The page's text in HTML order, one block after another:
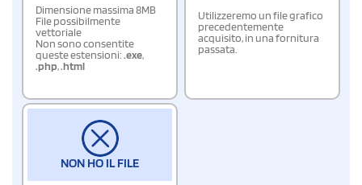
Dimensione massima 8MB
File possibilmente
vettoriale
Non sono consentite
queste estensioni:.exe,
.php,.html
Utilizzeremo un file grafico
precedentemente
acquisito, in una fornitura
passata.
NON HO IL FILE